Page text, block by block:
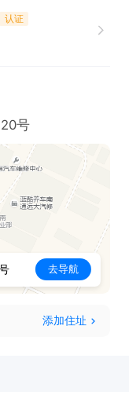
投简历；2、再打
上看到的！
认证
号
去导航
添加住址